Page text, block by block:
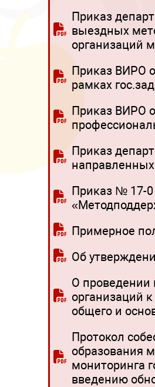
Приказ
выездных
организаций
Приказ ВИРО
рамках
Приказ ВИРО
Приказ
Приказ № 17-0
Примерное
Об
О проведении
организаций
общего и
Протокол
образования
мониторинга
введению